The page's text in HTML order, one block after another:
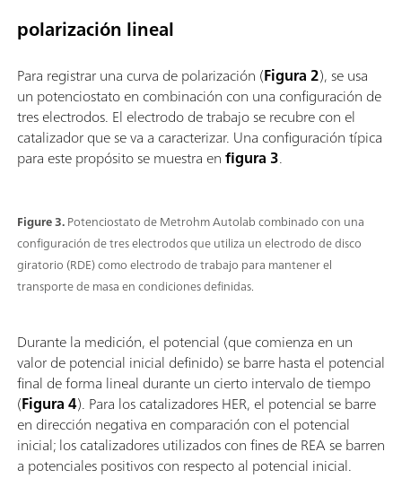
polarización lineal
Para registrar una curva de polarización (Figura 2), se usa
un potenciostato en combinación con una configuración de
tres electrodos. El electrodo de trabajo se recubre con el
catalizador que se va a caracterizar. Una configuración típica
para este propósito se muestra enfigura 3.
Figure 3.Potenciostato de Metrohm Autolab combinado con una
configuración de tres electrodos que utiliza un electrodo de disco
giratorio (RDE) como electrodo de trabajo para mantener el
transporte de masa en condiciones definidas.
Durante la medición, el potencial (que comienza en un
valor de potencial inicial definido) se barre hasta el potencial
final de forma lineal durante un cierto intervalo de tiempo
(Figura 4). Para los catalizadores HER, el potencial se barre
en dirección negativa en comparación con el potencial
inicial; los catalizadores utilizados con fines de REA se barren
a potenciales positivos con respecto al potencial inicial.